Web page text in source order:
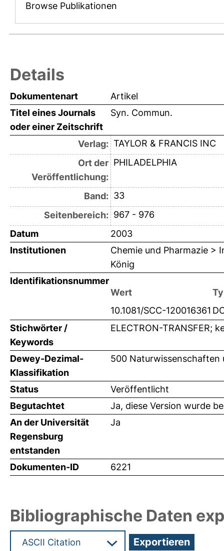
Browse Publikationen
Details
Dokumentenart
Artikel
Titel eines Journals
oder einer Zeitschrift
Syn. Commun.
Verlag: TAYLOR & FRANCIS INC
Ort der
Veröffentlichung:
PHILADELPHIA
Band: 33
Seitenbereich: 967 - 976
Datum
2003
Institutionen
Chemie und Pharmazie >
König
Identifikationsnummer
Wert
10.1081/SCC-120016361
Stichwörter /
Keywords
ELECTRON-TRANSFER;
Dewey-Dezimal-
Klassifikation
500 Naturwissenschaften
Status
Veröffentlicht
Begutachtet
Ja, diese Version wurde
An der Universität
Regensburg
entstanden
Ja
Dokumenten-ID 6221
Bibliographische Daten